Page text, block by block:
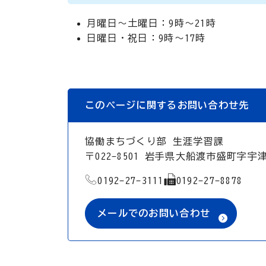
月曜日～土曜日：9時～21時
日曜日・祝日：9時～17時
このページに関するお問い合わせ先
協働まちづくり部 生涯学習課
〒022-8501 岩手県大船渡市盛町字宇
TEL
0192-27-3111 FAX
0192-27-8878
メールでのお問い合わせ